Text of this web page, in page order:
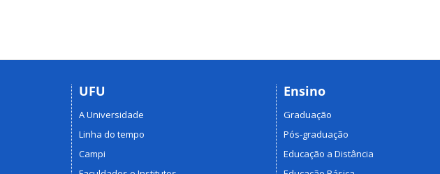
UFU
A Universidade
Linha do tempo
Campi
Ensino
Graduação
Pós-graduação
Educação a Distância